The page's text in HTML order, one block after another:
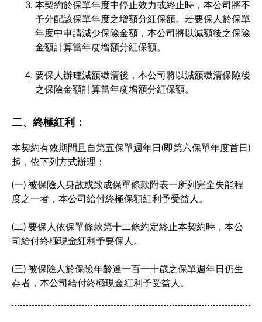
本契約於保單年度中停止效力或終止時，本公司將不
予分配該保單年度之增額分紅保額。若要保人於保單
年度中申請減少保險金額，本公司將以減額後之保險
金額計算當年度增額分紅保額。
要保人辦理減額繳清後，本公司將以減額繳清保險後
之保險金額計算當年度增額分紅保額。
二、終極紅利：
本契約有效期間且自第五保單週年日(即第六保單年度首日)
起，依下列方式辦理：
(一) 被保險人身故或致成保單條款附表一所列完全失能程
度之一者，本公司給付終極保額紅利予受益人。
(二) 要保人依保單條款第十二條約定終止本契約時，本公
司給付終極現金紅利予要保人。
(三) 被保險人於保險年齡達一百一十歲之保單週年日仍生
存者，本公司給付終極現金紅利予受益人。